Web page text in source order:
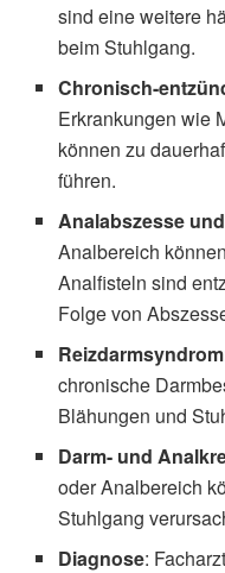
sind eine weitere
beim Stuhlgang.
Chronisch-
Erkrankungen wie
können zu
führen.
Analabszesse
Analbereich
Analfisteln sind
Folge von
Reizdarmsyndrom
chronische
Blähungen und
Darm- und
oder Analbereich
Stuhlgang
Diagnose: